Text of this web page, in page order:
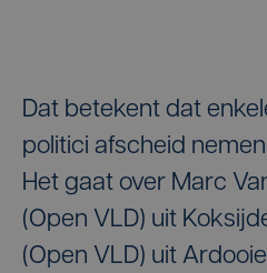
Dat betekent dat
politici afscheid
Het gaat over Marc
(Open VLD) uit
(Open VLD) uit